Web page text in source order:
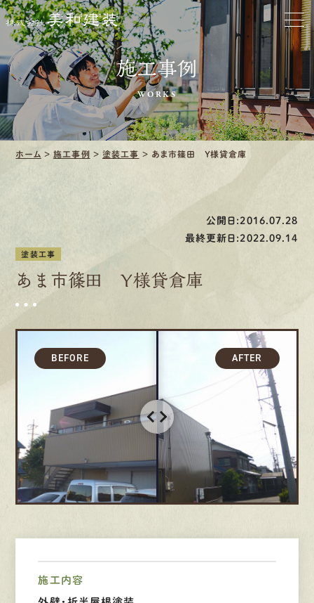
お家をきれいに
会社をきれいに
クリーニング
施工事例
採用情報
エントリー
有 資格者が、無料建物診 いたします!!
0120-44-2605
定休日 日曜・祝日
施工事例
WORKS
ホーム >施工事例 >塗装工事 > あま市篠田 Ｙ様貸倉庫
公開日:2016.07.28
最終更新日:2022.09.14
塗装工事
あま市篠田 Ｙ様貸倉庫
施工内容